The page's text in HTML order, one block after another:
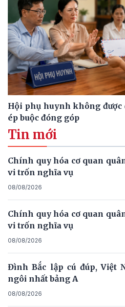
Hội phụ huynh không được
ép buộc đóng góp
Tin mới
Chính quy hóa cơ quan
vi trốn nghĩa vụ
08/08/2026
Chính quy hóa cơ quan
vi trốn nghĩa vụ
08/08/2026
Đình Bắc lập cú đúp, Việt
ngôi nhất bảng A
08/08/2026